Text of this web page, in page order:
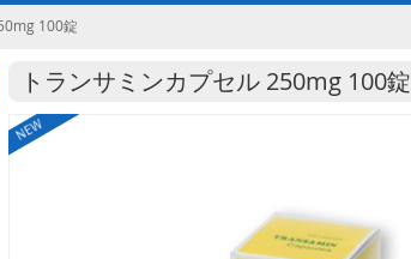
100錠
トランサミンカプセル 250mg 100錠
NEW